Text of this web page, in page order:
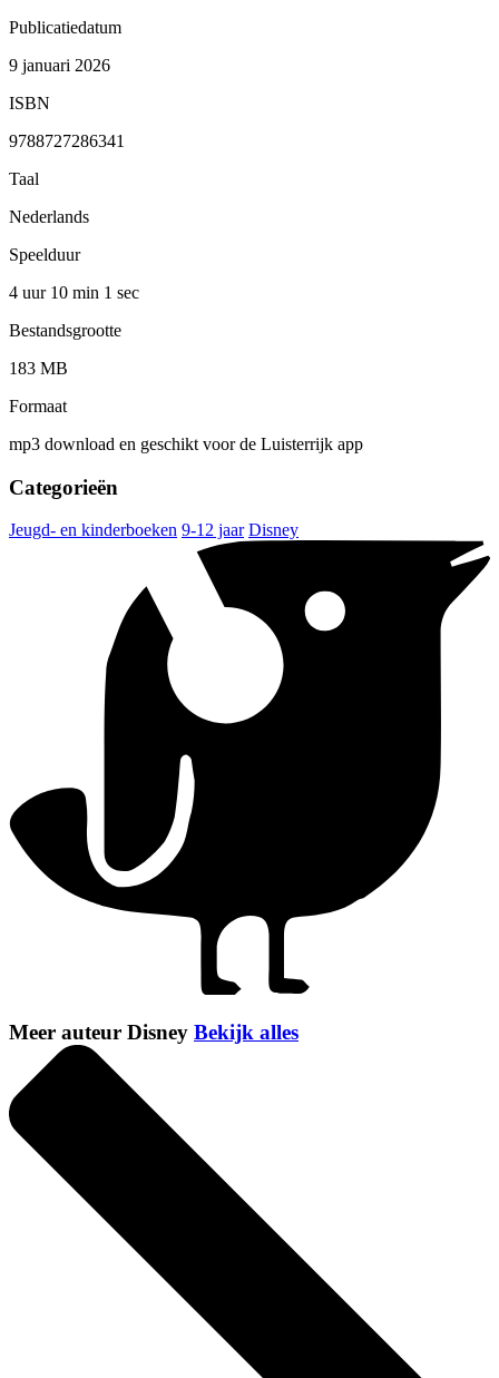
Publicatiedatum
9 januari 2026
ISBN
9788727286341
Taal
Nederlands
Speelduur
4 uur 10 min 1 sec
Bestandsgrootte
183 MB
Formaat
mp3 download en geschikt voor de Luisterrijk app
Categorieën
Jeugd- en kinderboeken 9-12 jaar Disney
Meer auteur Disney Bekijk alles